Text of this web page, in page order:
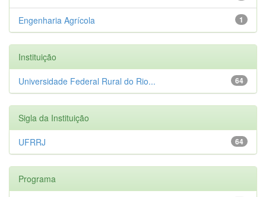
1
Engenharia Agrícola
Instituição
64
Universidade Federal Rural do Rio...
Sigla da Instituição
64
UFRRJ
Programa